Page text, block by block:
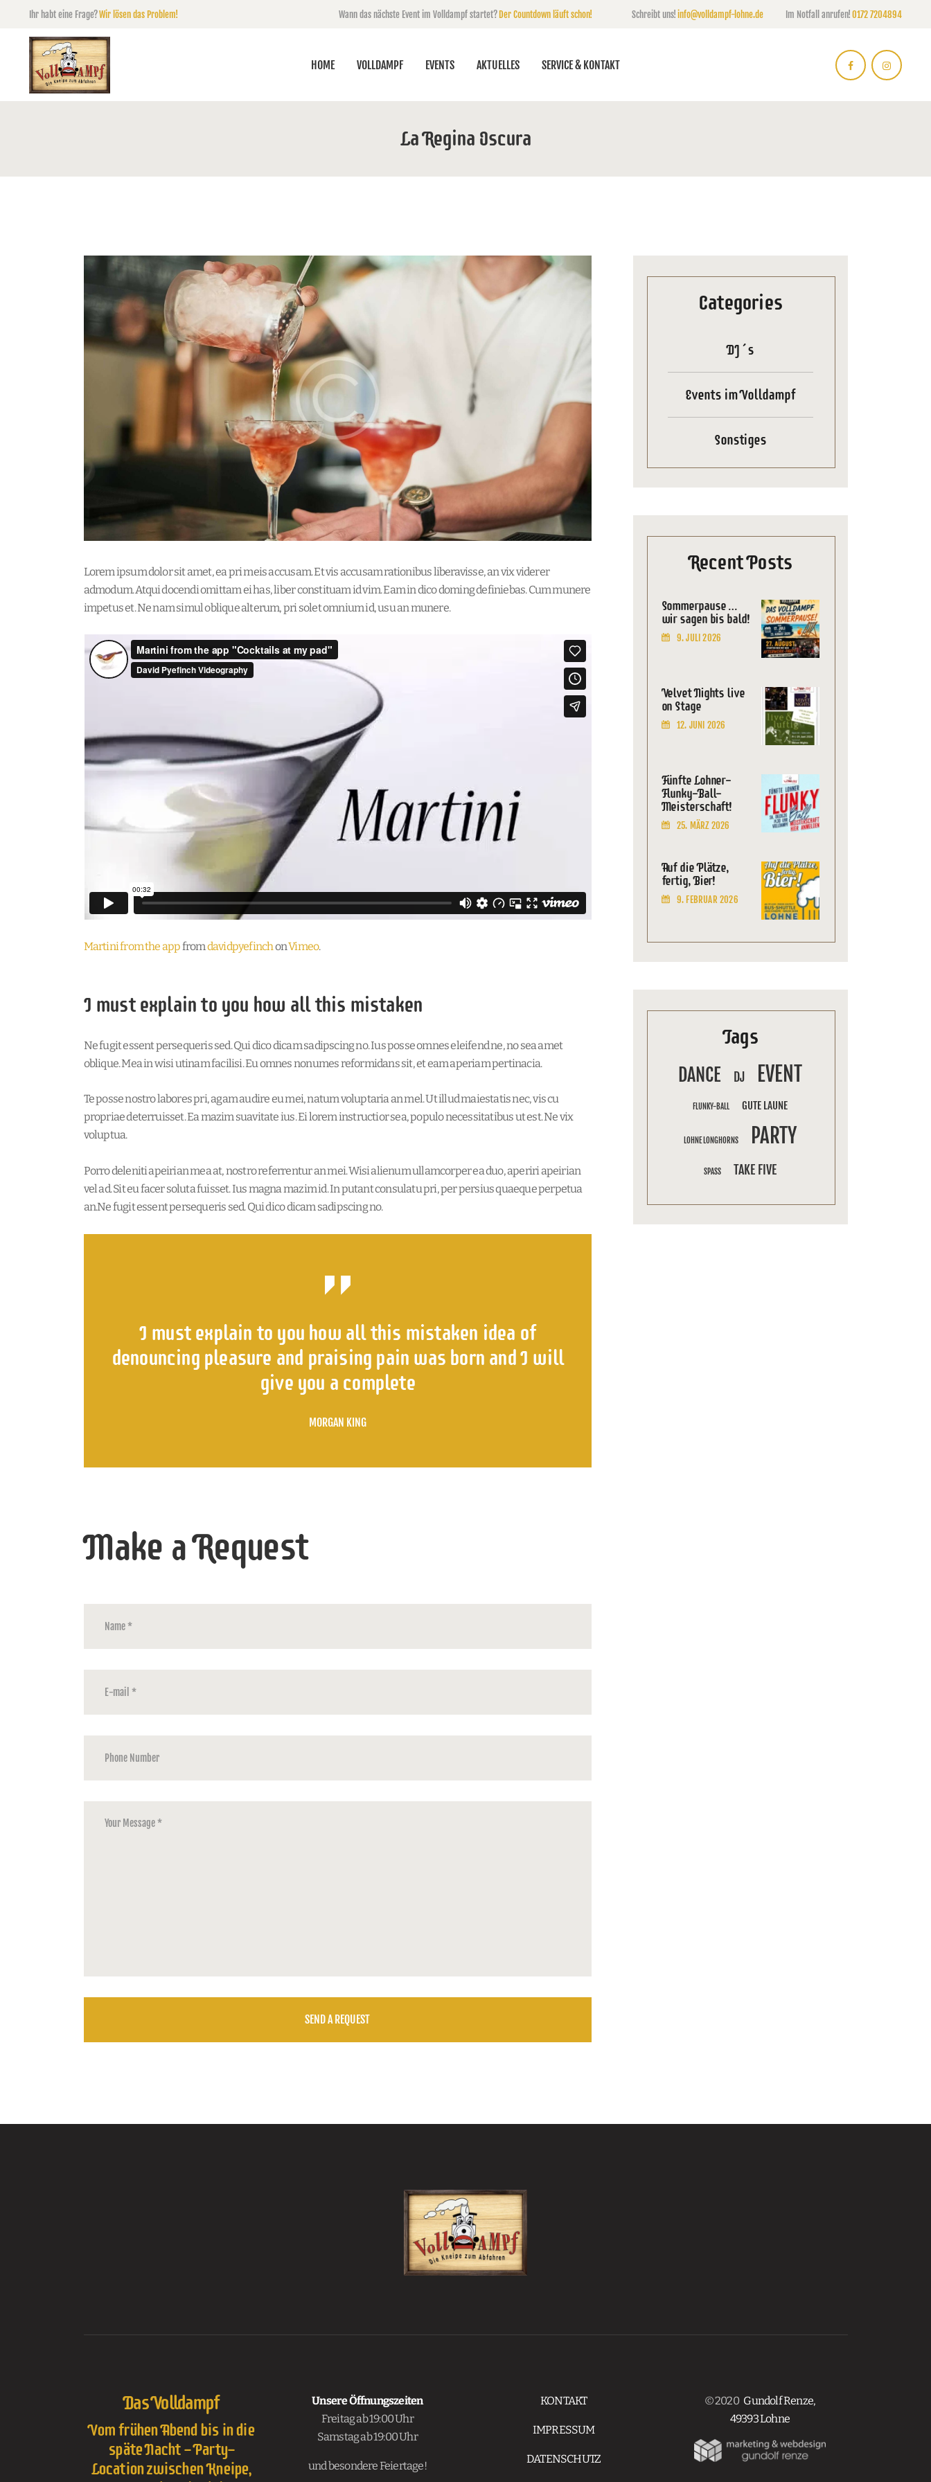
Ihr habt eine Frage?Wir lösen das Problem! Wann das nächste Event im Volldampf startet?Der Countdown läuft schon! Schreibt uns!info@volldampf-lohne.de Im Notfall anrufen!0172 7204894
HOME VOLLDAMPF EVENTS AKTUELLES SERVICE & KONTAKT
La Regina Oscura
Lorem ipsum dolor sit amet, ea pri meis accusam. Et vis accusam rationibus liberavisse, an vix viderer
admodum. Atqui docendi omittam ei has, liber constituam id vim. Eam in dico doming definiebas. Cum munere
impetus et. Ne nam simul oblique alterum, pri solet omnium id, usu an munere.
Martini from the appfromdavidpyefinchonVimeo.
I must explain to you how all this mistaken
Ne fugit essent persequeris sed. Qui dico dicam sadipscing no. Ius posse omnes eleifend ne, no sea amet
oblique. Mea in wisi utinam facilisi. Eu omnes nonumes reformidans sit, et eam aperiam pertinacia.
Te posse nostro labores pri, agam audire eu mei, natum voluptaria an mel. Ut illud maiestatis nec, vis cu
propriae deterruisset. Ea mazim suavitate ius. Ei lorem instructior sea, populo necessitatibus ut est. Ne vix
voluptua.
Porro deleniti apeirian mea at, nostro referrentur an mei. Wisi alienum ullamcorper ea duo, aperiri apeirian
vel ad. Sit eu facer soluta fuisset. Ius magna mazim id. In putant consulatu pri, per persius quaeque perpetua
an.Ne fugit essent persequeris sed. Qui dico dicam sadipscing no.
I must explain to you how all this mistaken idea of
denouncing pleasure and praising pain was born and I will
give you a complete
MORGAN KING
Make a Request
Categories
DJ´s
Events im Volldampf
Sonstiges
Recent Posts
Sommerpause …
wir sagen bis bald!
9. JULI 2026
Velvet Nights live
on Stage
12. JUNI 2026
Fünfte Lohner-
Flunky-Ball-
Meisterschaft!
25. MÄRZ 2026
Auf die Plätze,
fertig, Bier!
9. FEBRUAR 2026
Tags
DANCE DJ EVENT
FLUNKY-BALL GUTE LAUNE
LOHNE LONGHORNS PARTY
SPASS TAKE FIVE
Das Volldampf
Vom frühen Abend bis in die
späte Nacht - Party-
Location zwischen Kneipe,
Unsere Öffnungszeiten
Freitag ab 19:00 Uhr
Samstag ab 19:00 Uhr
und besondere Feiertage!
KONTAKT
IMPRESSUM
DATENSCHUTZ
© 2020 Gundolf Renze,
49393 Lohne